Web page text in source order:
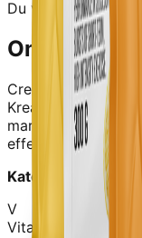
Du vil blive
Om dette
Creatine (300 g)
Kreatinpulver er
markedet. Fø
effekt som kreatin
Kategori:
V
Vitalance